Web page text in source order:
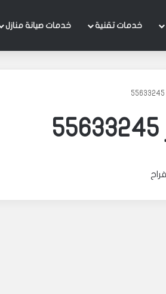
خدمات تقنية خدمات صيانة منازل